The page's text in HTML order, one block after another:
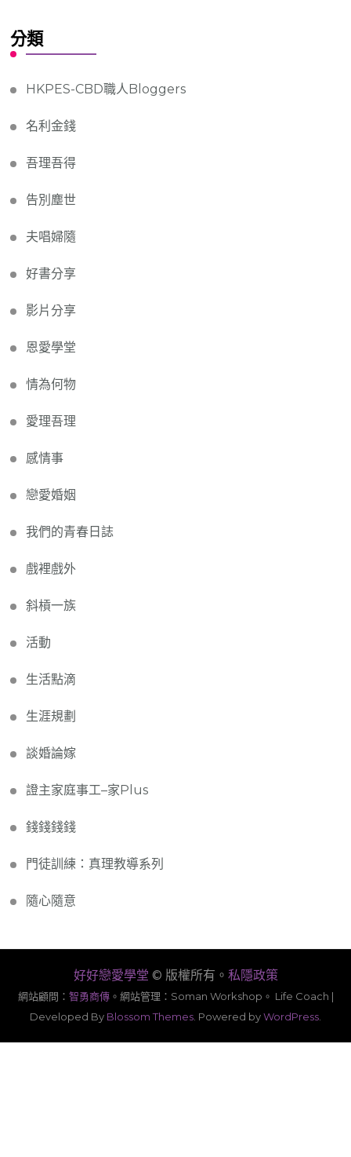
分類
HKPES-CBD職人Bloggers
名利金錢
吾理吾得
告別塵世
夫唱婦隨
好書分享
影片分享
恩愛學堂
情為何物
愛理吾理
感情事
戀愛婚姻
我們的青春日誌
戲裡戲外
斜槓一族
活動
生活點滴
生涯規劃
談婚論嫁
證主家庭事工–家Plus
錢錢錢錢
門徒訓練：真理教導系列
隨心隨意
好好戀愛學堂 © 版權所有。 私隱政策
網站顧問： 智勇商傳。 網站管理：Soman Workshop。 Life Coach |
Developed By Blossom Themes . Powered byWordPress